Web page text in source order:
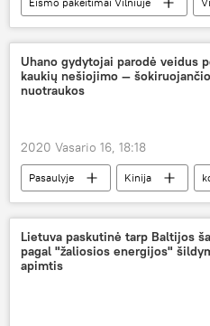
Anonsai
Lietuva
eismo organizavimo pakeitimas
Uhano gydytojai parodė veidus
kaukių nešiojimo —
nuotraukos
2020 Vasario 16, 18:18
Pasaulyje Kinija
kaukės
Lietuva paskutinė tarp Baltijos
pagal "žaliosios energijos"
apimtis